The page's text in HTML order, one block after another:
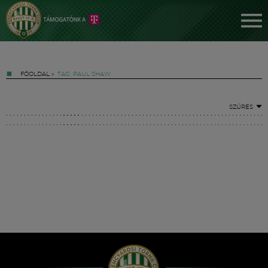
FŐOLDAL » TAG: PAUL SHAW
SZŰRÉS
Hírek